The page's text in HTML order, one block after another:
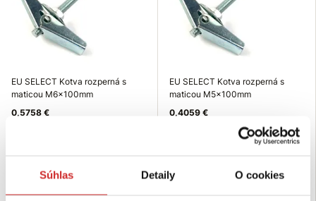
Súhlas Detaily O cookies
EU SELECT Kotva rozperná s
maticou M6x100mm
0,5758 €
galvanický zinok
EU SELECT Kotva rozperná s
maticou M5x100mm
0,4059 €
Rozmer (Maxb mm): M5x100
galvanický zinok